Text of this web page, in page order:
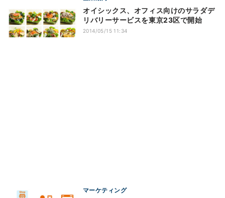
オイシックス、オフィス向けのサラダデ
リバリーサービスを東京23区で開始
2014/05/15 11:34
マーケティング